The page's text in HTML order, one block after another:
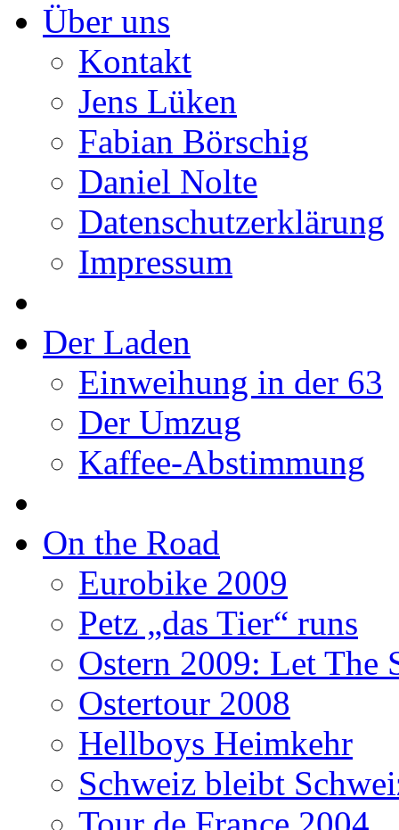
Über uns
Kontakt
Jens Lüken
Fabian Börschig
Daniel Nolte
Datenschutzerklärung
Impressum
Der Laden
Einweihung in der 63
Der Umzug
Kaffee-Abstimmung
On the Road
Eurobike 2009
Petz „das Tier“ runs
Ostern 2009: Let The
Ostertour 2008
Hellboys Heimkehr
Schweiz bleibt